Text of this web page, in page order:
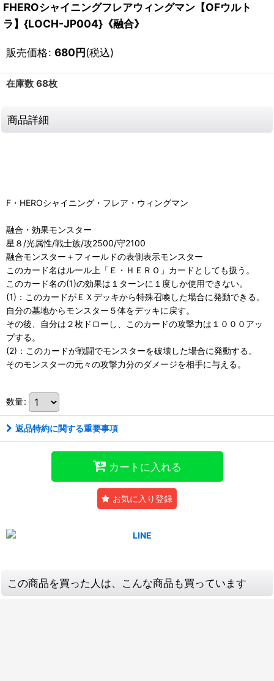
FHEROシャイニングフレアウィングマン【OFウルト
ラ】{LOCH-JP004}《融合》
販売価格: 680円(税込)
在庫数 68枚
商品詳細
F・HEROシャイニング・フレア・ウィングマン
融合・効果モンスター
星８/光属性/戦士族/攻2500/守2100
融合モンスター＋フィールドの表側表示モンスター
このカード名はルール上「Ｅ・ＨＥＲＯ」カードとしても扱う。
このカード名の(1)の効果は１ターンに１度しか使用できない。
(1)：このカードがＥＸデッキから特殊召喚した場合に発動できる。
自分の墓地からモンスター５体をデッキに戻す。
その後、自分は２枚ドローし、このカードの攻撃力は１０００アッ
プする。
(2)：このカードが戦闘でモンスターを破壊した場合に発動する。
そのモンスターの元々の攻撃力分のダメージを相手に与える。
数量:
返品特約に関する重要事項
カートに入れる
お気に入り登録
この商品を買った人は、こんな商品も買っています